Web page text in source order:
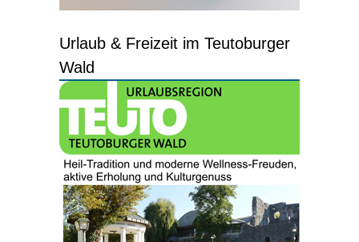
Urlaub & Freizeit im Teutoburger
Wald